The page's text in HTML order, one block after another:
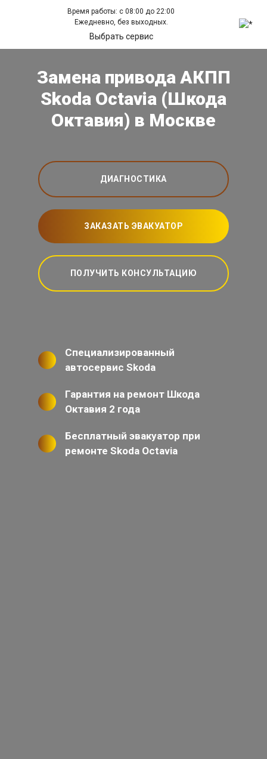
Время работы: с 08:00 до 22:00
Ежедневно, без выходных.
Выбрать сервис
Замена привода АКПП
Skoda Octavia (Шкода
Октавия) в Москве
ДИАГНОСТИКА
ЗАКАЗАТЬ ЭВАКУАТОР
ПОЛУЧИТЬ КОНСУЛЬТАЦИЮ
Специализированный
автосервис Skoda
Гарантия на ремонт Шкода
Октавия 2 года
Бесплатный эвакуатор при
ремонте Skoda Octavia